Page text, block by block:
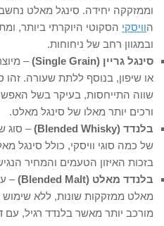
וממזקקה יחידה. סינגל מאלט
הוויסקי הסקוטי היוקרתי ביותר,
ובמגוון רחב של ניחוחות.
סינגל גריין (Single Grain)
–
או שיפון, בנוסף ללתת שעורה. זהו
שווה התייחסות, בעיקר בשל
ורכים יותר מאלו של סינגל מאלט.
בלנדד (Blended Whisky)
– סוג
של כמה סוגי וויסקי, כולל סינגל
בזכות האיזון הטעמים והמחיר
בלנדד מאלט (Blended Malt)
–
מאלט ממזקקות שונות, ללא שימוש
מורכב יותר מאשר בלנדד רגיל,